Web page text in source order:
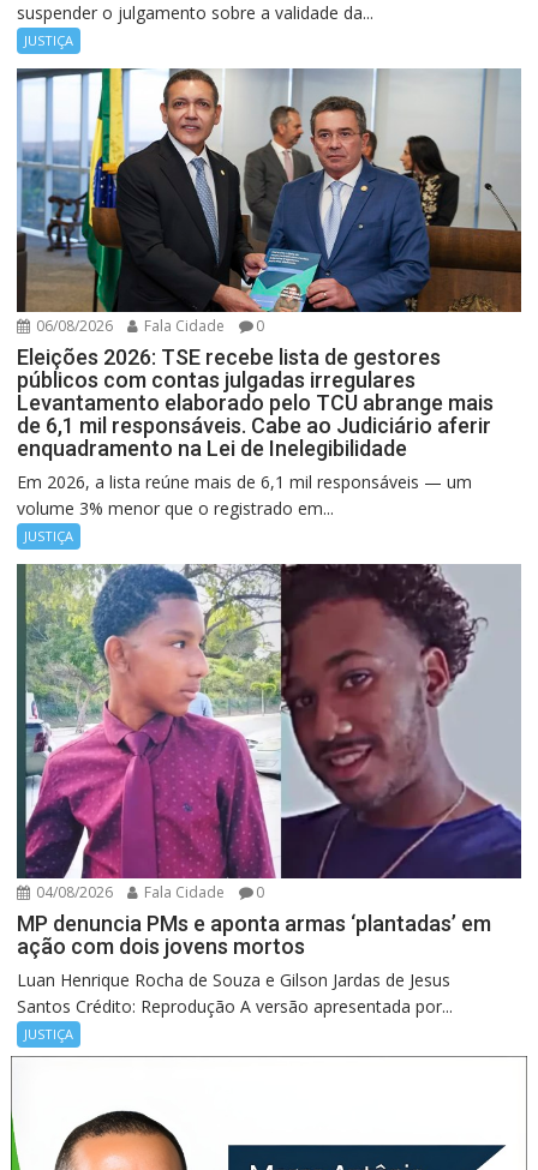
suspender o julgamento sobre a validade da...
JUSTIÇA
06/08/2026 Fala Cidade 0
Eleições 2026: TSE recebe lista de gestores
públicos com contas julgadas irregulares
Levantamento elaborado pelo TCU abrange mais
de 6,1 mil responsáveis. Cabe ao Judiciário aferir
enquadramento na Lei de Inelegibilidade
Em 2026, a lista reúne mais de 6,1 mil responsáveis — um
volume 3% menor que o registrado em...
JUSTIÇA
04/08/2026 Fala Cidade 0
MP denuncia PMs e aponta armas ‘plantadas’ em
ação com dois jovens mortos
Luan Henrique Rocha de Souza e Gilson Jardas de Jesus
Santos Crédito: Reprodução A versão apresentada por...
JUSTIÇA